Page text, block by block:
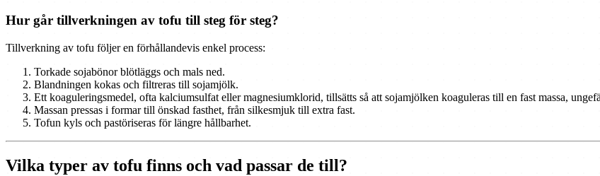
Hur går tillverkningen av tofu till steg för steg?
Tillverkning av tofu följer en förhållandevis enkel process:
Torkade sojabönor blötläggs och mals ned.
Blandningen kokas och filtreras till sojamjölk.
Ett koaguleringsmedel, ofta kalciumsulfat eller magnesiumklorid, tillsätts så att sojamjölken koaguleras till en fast massa,
Massan pressas i formar till önskad fasthet, från silkesmjuk till extra fast.
Tofun kyls och pastöriseras för längre hållbarhet.
Vilka typer av tofu finns och vad passar de till?